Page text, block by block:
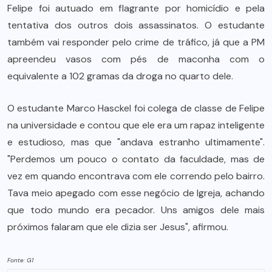
Felipe foi autuado em flagrante por homicídio e pela
tentativa dos outros dois assassinatos. O estudante
também vai responder pelo crime de tráfico, já que a PM
apreendeu vasos com pés de maconha com o
equivalente a 102 gramas da droga no quarto dele.
O estudante Marco Hasckel foi colega de classe de Felipe
na universidade e contou que ele era um rapaz inteligente
e estudioso, mas que "andava estranho ultimamente".
"Perdemos um pouco o contato da faculdade, mas de
vez em quando encontrava com ele correndo pelo bairro.
Tava meio apegado com esse negócio de Igreja, achando
que todo mundo era pecador. Uns amigos dele mais
próximos falaram que ele dizia ser Jesus", afirmou.
Fonte: G1